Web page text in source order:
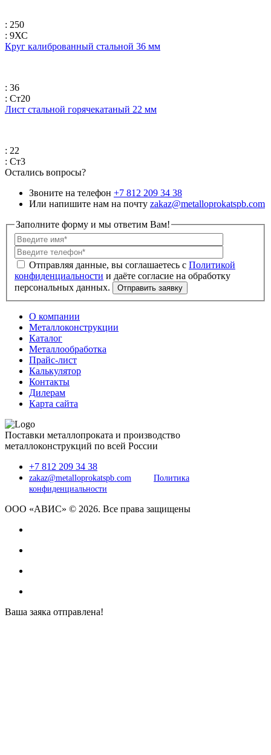
: 250
: 9ХС
Круг калиброванный стальной 36 мм
: 36
: Ст20
Лист стальной горячекатаный 22 мм
: 22
: Ст3
Остались вопросы?
Звоните на телефон +7 812 209 34 38
Или напишите нам на почту zakaz@metalloprokatspb.com
Заполните форму и мы ответим Вам!
Политикой
конфиденциальности
О компании
Металлоконструкции
Каталог
Металлообработка
Прайс-лист
Калькулятор
Контакты
Дилерам
Карта сайта
Поставки металлопроката и производство
металлоконструкций по всей России
+7 812 209 34 38
zakaz@metalloprokatspb.com
Политика
конфиденциальности
ООО «АВИС» © 2026. Все права защищены
Ваша заяка отправлена!